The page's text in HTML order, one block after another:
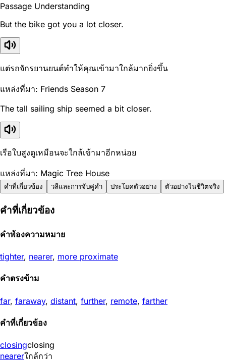
Passage Understanding
But the bike got you a lot closer.
แต่รถจักรยานยนต์ทำให้คุณเข้ามาใกล้มากยิ่งขึ้น
แหล่งที่มา: Friends Season 7
The tall sailing ship seemed a bit closer.
เรือใบสูงดูเหมือนจะใกล้เข้ามาอีกหน่อย
แหล่งที่มา: Magic Tree House
คำที่เกี่ยวข้อง วลีและการจับคู่คำ ประโยคตัวอย่าง ตัวอย่างในชีวิตจริง
คำที่เกี่ยวข้อง
คำพ้องความหมาย
tighter, nearer, more proximate
คำตรงข้าม
far, faraway, distant, further, remote, farther
คำที่เกี่ยวข้อง
closingclosing
nearerใกล้กว่า